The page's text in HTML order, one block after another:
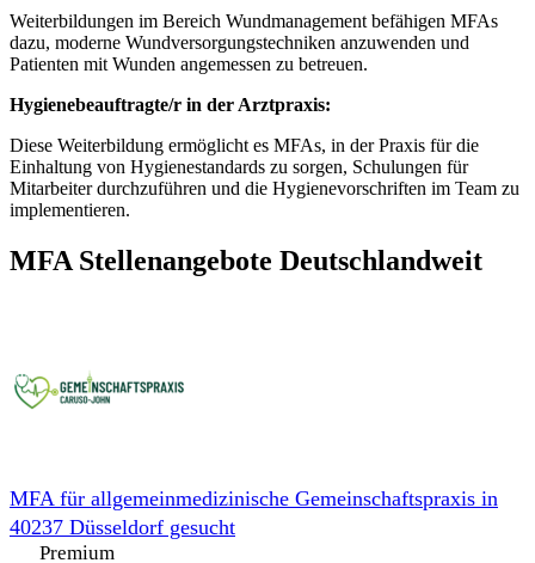
Weiterbildungen im Bereich Wundmanagement befähigen MFAs
dazu, moderne Wundversorgungstechniken anzuwenden und
Patienten mit Wunden angemessen zu betreuen.
Hygienebeauftragte/r in der Arztpraxis:
Diese Weiterbildung ermöglicht es MFAs, in der Praxis für die
Einhaltung von Hygienestandards zu sorgen, Schulungen für
Mitarbeiter durchzuführen und die Hygienevorschriften im Team zu
implementieren.
MFA Stellenangebote Deutschlandweit
MFA für allgemeinmedizinische Gemeinschaftspraxis in
40237 Düsseldorf gesucht